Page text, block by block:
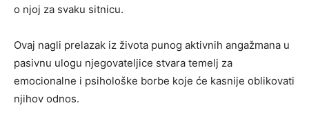
o njoj za svaku sitnicu.
Ovaj nagli prelazak iz života punog aktivnih angažmana u
pasivnu ulogu njegovateljice stvara temelj za
emocionalne i psihološke borbe koje će kasnije oblikovati
njihov odnos.